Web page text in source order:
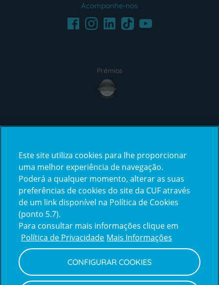
Acompanhe-nos
FacebookInstagramLinkedInTikTokYoutube
Prémios
award4
certification2certification3
Reclamações
e
elogios
Política de Privacidade e Cookies
Este site utiliza cookies para lhe proporcionar
uma melhor experiência de navegação.
Poderá a qualquer momento, alterar as suas
preferências de cookies do site da CUF através
de um link disponível na Política de Cookies
(ponto 5.7).
Para consultar mais informações clique em
Política de Privacidade Mais Informações
CONFIGURAR COOKIES